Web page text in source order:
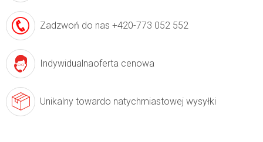
Zadzwoń do nas +420-773 052 552
Indywidualnaoferta cenowa
Unikalny towardo natychmiastowej wysyłki